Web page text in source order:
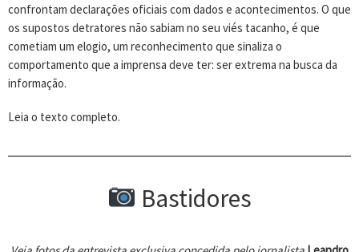
confrontam declarações oficiais com dados e acontecimentos. O que
os supostos detratores não sabiam no seu viés tacanho, é que
cometiam um elogio, um reconhecimento que sinaliza o
comportamento que a imprensa deve ter: ser extrema na busca da
informação.
Leia o texto completo.
Bastidores